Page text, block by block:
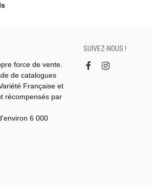
force de vente.
de catalogues
Française et
récompensés par
6 000
SUIVEZ-NOUS !